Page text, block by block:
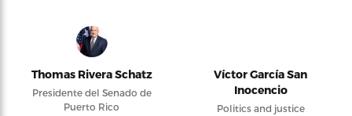
Thomas Rivera Schatz
Presidente del Senado de
Puerto Rico
Víctor García San
Inocencio
Politics and justice